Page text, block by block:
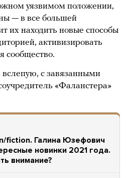
уязвимом положении,
— в все большей
их находить новые способы
активизировать
сообщество.
с завязанными
«Фаланстера»
fiction. Галина Юзефович
новинки 2021 года.
внимание?